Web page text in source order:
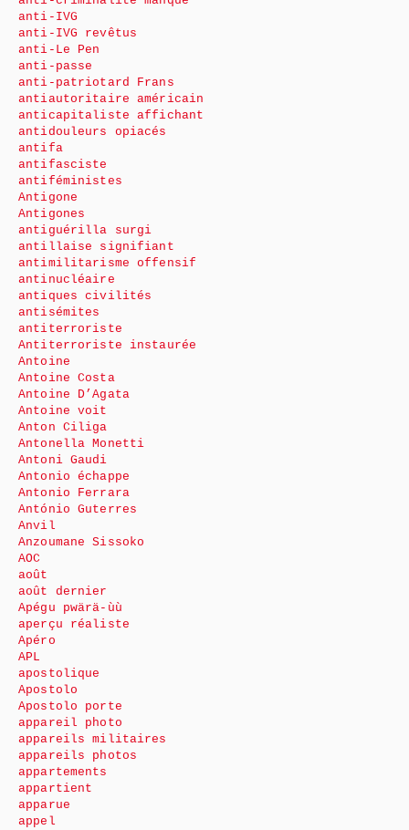
anti-IVG
anti-IVG revêtus
anti-Le Pen
anti-passe
anti-patriotard Frans
antiautoritaire américain
anticapitaliste affichant
antidouleurs opiacés
antifa
antifasciste
antiféministes
Antigone
Antigones
antiguérilla surgi
antillaise signifiant
antimilitarisme offensif
antinucléaire
antiques civilités
antisémites
antiterroriste
Antiterroriste instaurée
Antoine
Antoine Costa
Antoine D’Agata
Antoine voit
Anton Ciliga
Antonella Monetti
Antoni Gaudi
Antonio échappe
Antonio Ferrara
António Guterres
Anvil
Anzoumane Sissoko
AOC
août
août dernier
Apégu pwärä-ùù
aperçu réaliste
Apéro
APL
apostolique
Apostolo
Apostolo porte
appareil photo
appareils militaires
appareils photos
appartements
appartient
apparue
appel